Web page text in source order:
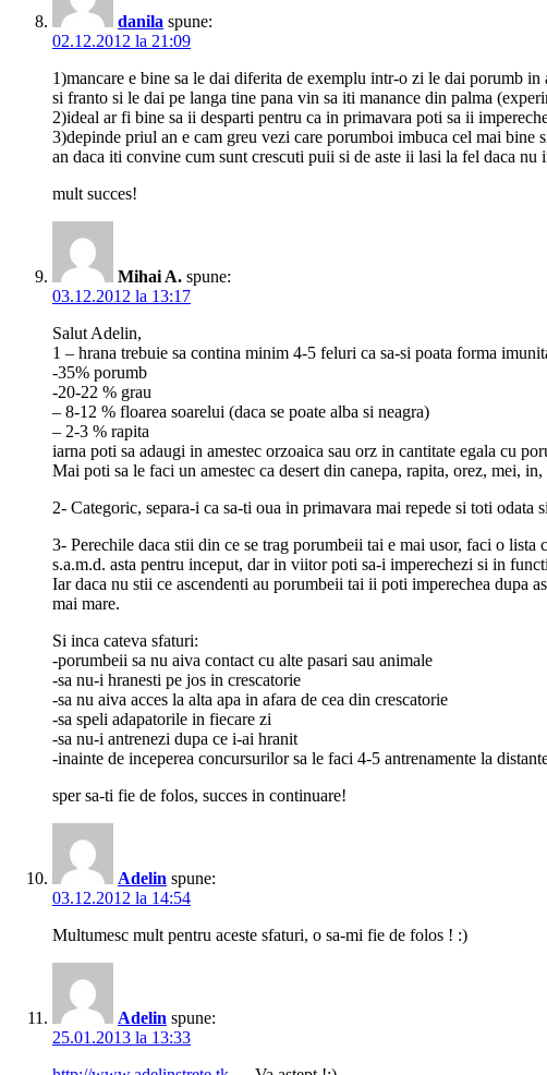
danila spune:
02.12.2012 la 21:09
1)mancare e bine sa le dai diferita de exemplu intr-o zi le dai porumb
si franto si le dai pe langa tine pana vin sa iti manance din palma
2)ideal ar fi bine sa ii desparti pentru ca in primavara poti sa ii
3)depinde priul an e cam greu vezi care porumboi imbuca cel mai bine
an daca iti convine cum sunt crescuti puii si de aste ii lasi la fel daca nu
mult succes!
Mihai A. spune:
03.12.2012 la 13:17
Salut Adelin,
1 – hrana trebuie sa contina minim 4-5 feluri ca sa-si poata forma
-35% porumb
-20-22 % grau
– 8-12 % floarea soarelui (daca se poate alba si neagra)
– 2-3 % rapita
iarna poti sa adaugi in amestec orzoaica sau orz in cantitate egala cu
Mai poti sa le faci un amestec ca desert din canepa, rapita, orez, mei,
2- Categoric, separa-i ca sa-ti oua in primavara mai repede si toti odata
3- Perechile daca stii din ce se trag porumbeii tai e mai usor, faci o
s.a.m.d. asta pentru inceput, dar in viitor poti sa-i imperechezi si in
Iar daca nu stii ce ascendenti au porumbeii tai ii poti imperechea dupa
mai mare.
Si inca cateva sfaturi:
-porumbeii sa nu aiva contact cu alte pasari sau animale
-sa nu-i hranesti pe jos in crescatorie
-sa nu aiva acces la alta apa in afara de cea din crescatorie
-sa speli adapatorile in fiecare zi
-sa nu-i antrenezi dupa ce i-ai hranit
-inainte de inceperea concursurilor sa le faci 4-5 antrenamente la
sper sa-ti fie de folos, succes in continuare!
Adelin spune:
03.12.2012 la 14:54
Multumesc mult pentru aceste sfaturi, o sa-mi fie de folos ! :)
Adelin spune:
25.01.2013 la 13:33